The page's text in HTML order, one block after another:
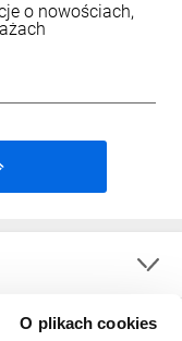
O plikach cookies
o nowościach,